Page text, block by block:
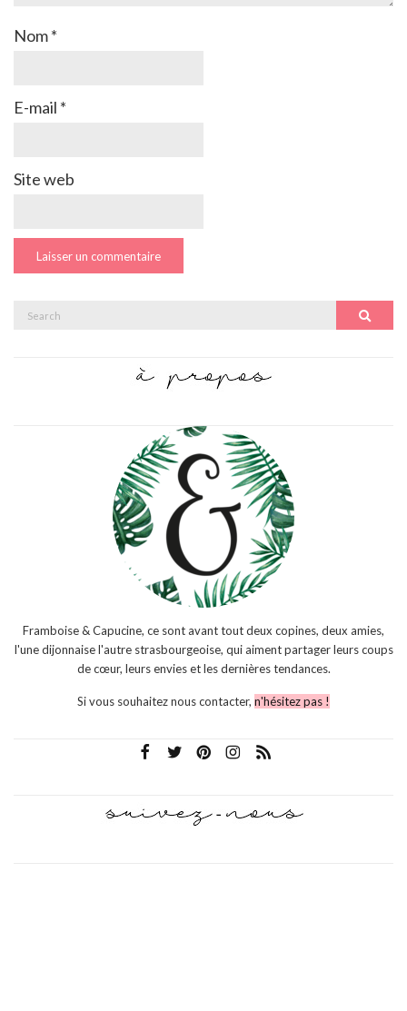
Nom*
E-mail *
Site web
Framboise & Capucine, ce sont avant tout deux copines, deux amies,
l'une dijonnaise l'autre strasbourgeoise, qui aiment partager leurs coups
de cœur, leurs envies et les dernières tendances.
Si vous souhaitez nous contacter, n'hésitez pas !